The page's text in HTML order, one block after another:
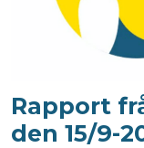
Rapport
den 15/9-